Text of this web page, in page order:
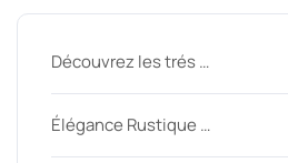
Découvrez les trés …
Élégance Rustique …